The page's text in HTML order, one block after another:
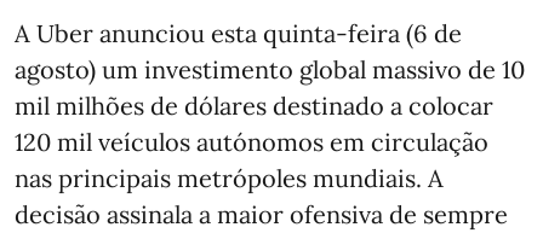
A Uber anunciou esta quinta-feira (6 de
agosto) um investimento global massivo de 10
mil milhões de dólares destinado a colocar
120 mil veículos autónomos em circulação
nas principais metrópoles mundiais. A
decisão assinala a maior ofensiva de sempre